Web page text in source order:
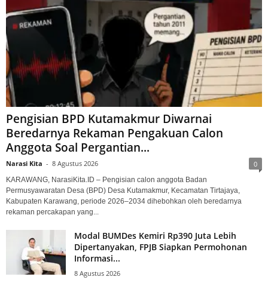
Pengisian BPD Kutamakmur Diwarnai
Beredarnya Rekaman Pengakuan Calon
Anggota Soal Pergantian...
Narasi Kita - 8 Agustus 2026 0
KARAWANG, NarasiKita.ID – Pengisian calon anggota Badan
Permusyawaratan Desa (BPD) Desa Kutamakmur, Kecamatan Tirtajaya,
Kabupaten Karawang, periode 2026–2034 dihebohkan oleh beredarnya
rekaman percakapan yang...
Modal BUMDes Kemiri Rp390 Juta Lebih
Dipertanyakan, FPJB Siapkan Permohonan
Informasi...
8 Agustus 2026